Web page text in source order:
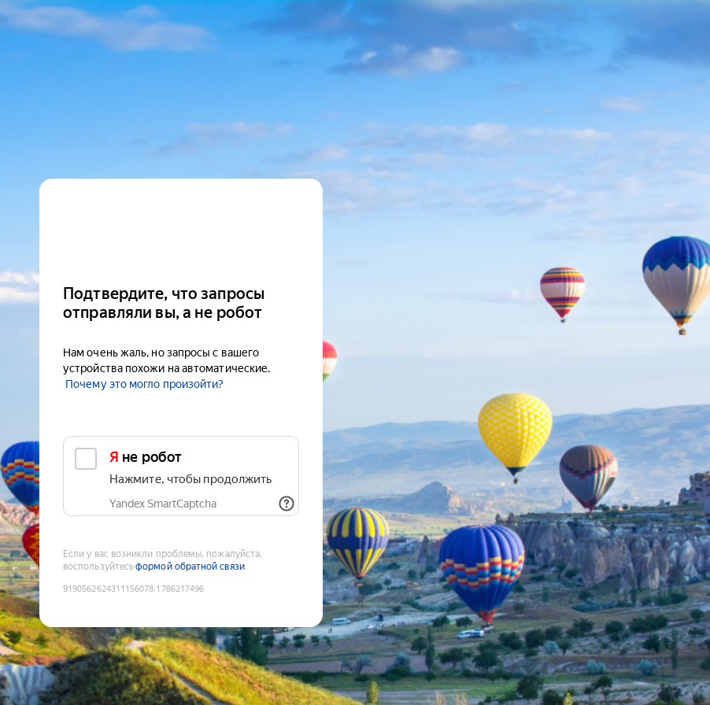
Подтвердите, что запросы
отправляли вы, а не робот
Нам очень жаль, но запросы с вашего
устройства похожи на автоматические.
Почему это могло произойти?
Я не робот
Нажмите, чтобы продолжить
Yandex SmartCaptcha
Если у вас возникли проблемы, пожалуйста,
воспользуйтесьформой обратной связи
9190562624311156078:1786217496